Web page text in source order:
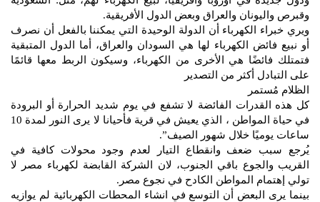
وقبرص واليونان والعراق وبعض الدول الأفريقية.
ويري خبراء الكهرباء أن الدولة الوحيدة التي يمكننا بالفعل أن نصرف
أو نبيع فائض الكهرباء لها هي السودان والعراق، أما الدول المتبقية
فتمتلك فائضًا هي الأخرى من الكهرباء، وسيكون الربط معها قائمًا
على التبادل أكثر من التصدير
الظلام مُستمر
كل هذه القدرات الفائضة لا تشفع في يوم شديد الحرارة أو البرودة
في حياة المواطن ، الذي يعيش في قرية فأحيانا لا يرى النور لمدة 10
ساعات يوميًا خلال شهور الصيف”.
يُرجع سبب ضعف وانقطاع التيار لعدم وجود محولات كافية في
القريب والجوع باقي الجنوب، لان الشركة القابضة لكهرباء مصر لا
تولي إهتمام المواطن الكادح في نجوع مصر.
بينما يرى البعض أن التوسع في انشاء المحطات الكهربائية لم يوازيه